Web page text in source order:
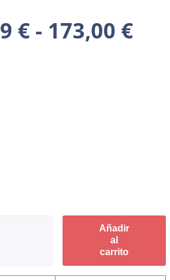
€ - 173,00 €
Añadir
al
carrito